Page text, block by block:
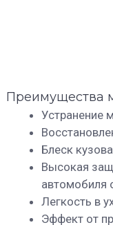
Преимущества
Устранение
Блеск кузова.
Высокая
автомобиля
Легкость в
Эффект от